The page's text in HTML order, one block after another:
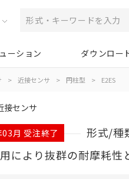
ーション ダウンロー
> 近接センサ > 円柱型 > E2ES
接センサ
月 受注終了
形式/種
により抜群の耐摩耗性